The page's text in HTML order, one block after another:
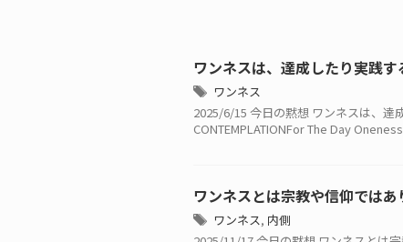
ワンネスは、達成したり実践
ワンネス
2025/6/15 今日の黙想 ワンネスは、達
CONTEMPLATIONFor The Day
ワンネスとは宗教や信仰ではあ
ワンネス, 内側